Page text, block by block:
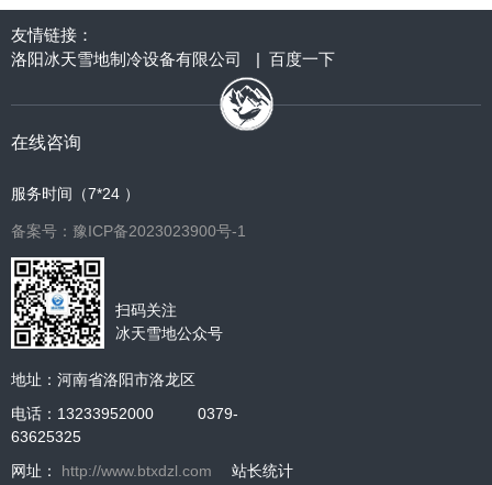
友情链接：
洛阳冰天雪地制冷设备有限公司
| 百度一下
在线咨询
服务时间（7*24 ）
备案号：豫ICP备2023023900号-1
扫码关注
冰天雪地公众号
地址：河南省洛阳市洛龙区
电话：13233952000 0379-
63625325
网址： http://www.btxdzl.com 站长统计